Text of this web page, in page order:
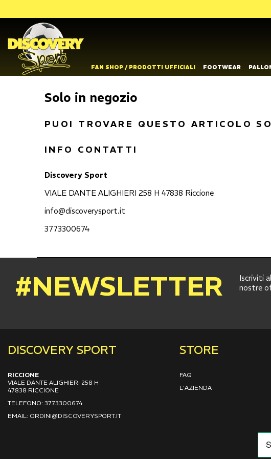
FOOTWEAR
FAN SHOP / PRODOTTI UFFICIALI
Solo in negozio
PUOI TROVARE QUESTO ARTICOLO
INFO CONTATTI
Discovery Sport
VIALE DANTE ALIGHIERI 258 H 47838 Riccione
info@discoverysport.it
3773300674
#NEWSLETTER
Iscriviti
nostre
DISCOVERY SPORT
RICCIONE
VIALE DANTE ALIGHIERI 258 H
47838 RICCIONE
TELEFONO: 3773300674
EMAIL: ORDINI@DISCOVERYSPORT.IT
STORE
FAQ
L'AZIENDA